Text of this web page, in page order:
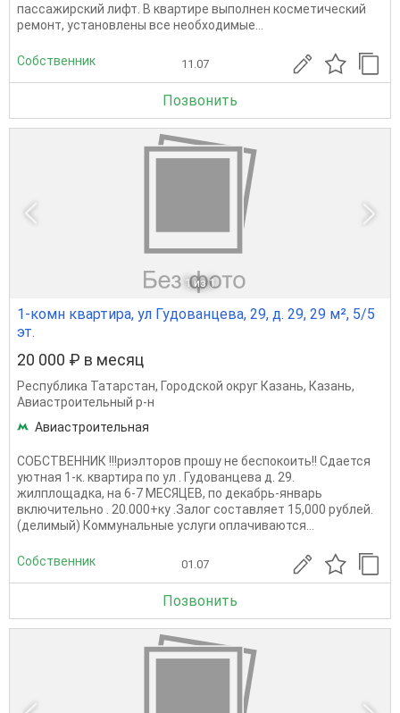
пассажирский лифт. В квартире выполнен косметический
ремонт, установлены все необходимые...
Собственник 11.07
Позвонить
1 из 1
1-комн квартира, ул Гудованцева, 29, д. 29, 29 м², 5/5
эт.
20 000 ₽ в месяц
Республика Татарстан, Городской округ Казань, Казань,
Авиастроительный р-н
Авиастроительная
СОБСТВЕННИК !!!риэлторов прошу не беспокоить!! Сдается
уютная 1-к. квартира по ул . Гудованцева д. 29.
жилплощадка, на 6-7 МЕСЯЦЕВ, по декабрь-январь
включительно . 20.000+ку .Залог составляет 15,000 рублей.
(делимый) Коммунальные услуги оплачиваются...
Собственник 01.07
Позвонить